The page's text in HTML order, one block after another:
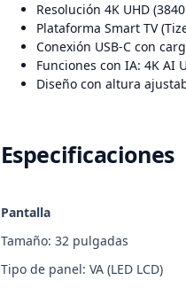
Resolución 4K UHD
Plataforma Smart TV
Conexión USB-C con
Funciones con IA: 4K AI
Diseño con altura
Especificaciones
Pantalla
Tamaño: 32 pulgadas
Tipo de panel: VA (LED LCD)